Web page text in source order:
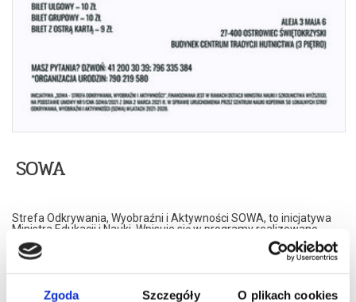
Zgoda Szczegóły O plikach cookies
SOWA
Strefa Odkrywania, Wyobraźni i Aktywności SOWA, to inicjatywa
Ministra Edukacji i Nauki. Wpisuje się w programy realizowane
przez Ministra w ramach Społecznej Odpowiedzialności Nauki,
mające na celu popularyzację i upowszechnianie nauki oraz badań
naukowych.
SOWA w Ostrowcu Świętokrzyskim realizuje ideę uczenia się
eksperymentowaniu. Metoda ta umożliwia poszerzenie wiedzy, a